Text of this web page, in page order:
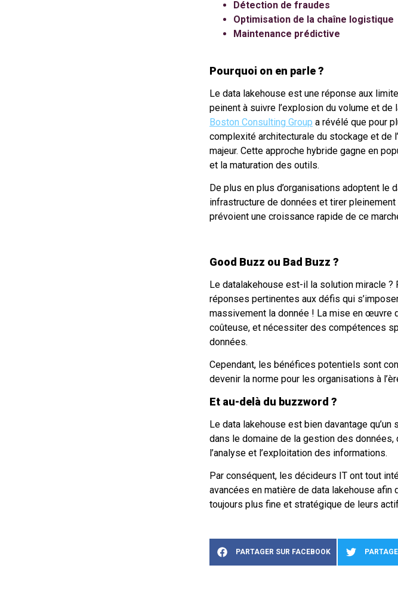
Détection de fraudes
Optimisation de la chaîne logistique
Maintenance prédictive
Pourquoi on en parle ?
Le data lakehouse est une réponse aux
peinent à suivre l’explosion du volume et
Boston Consulting Group a révélé que pour
complexité architecturale du stockage et de
majeur. Cette approche hybride gagne en
et la maturation des outils.
De plus en plus d’organisations adoptent le
infrastructure de données et tirer
prévoient une croissance rapide de ce
Good Buzz ou Bad Buzz ?
Le datalakehouse est-il la solution miracle
réponses pertinentes aux défis qui
massivement la donnée ! La mise en œuvre
coûteuse, et nécessiter des compétences
données.
Cependant, les bénéfices potentiels sont
devenir la norme pour les organisations à
Et au-delà du buzzword ?
Le data lakehouse est bien davantage
dans le domaine de la gestion des
l’analyse et l’exploitation des informations.
Par conséquent, les décideurs IT ont tout
avancées en matière de data lakehouse
toujours plus fine et stratégique de leurs
PARTAGER SUR FACEBOOK